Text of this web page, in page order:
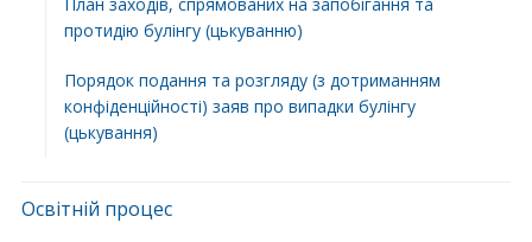
протидію булінгу (цькуванню)
Порядок подання та розгляду (з дотриманням
конфіденційності) заяв про випадки булінгу
(цькування)
Освітній процес